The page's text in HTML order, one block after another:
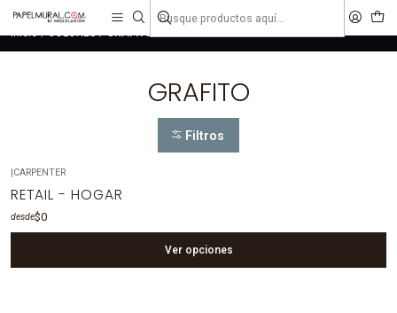
liquidaciones
Inicio COLORES GRAFITO
GRAFITO
Filtros
CARPENTER
RETAIL - HOGAR
desde$0
Ver opciones